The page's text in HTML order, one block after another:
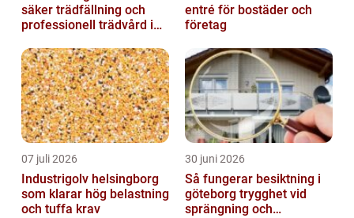
säker trädfällning och
professionell trädvård i
entré för bostäder och
företag
07 juli 2026
Industrigolv helsingborg
som klarar hög belastning
och tuffa krav
30 juni 2026
Så fungerar besiktning i
göteborg trygghet vid
sprängning och